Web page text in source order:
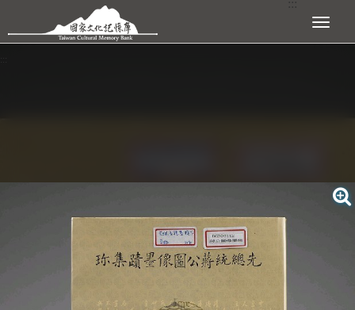
跳到主要內容區塊 展開選單